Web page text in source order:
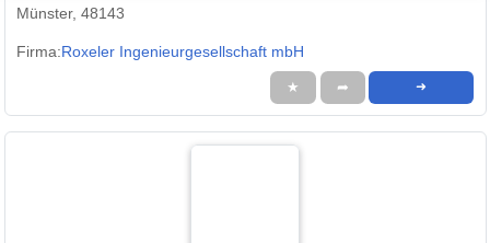
Münster, 48143
Firma:Roxeler Ingenieurgesellschaft mbH
★ ➦ ➜